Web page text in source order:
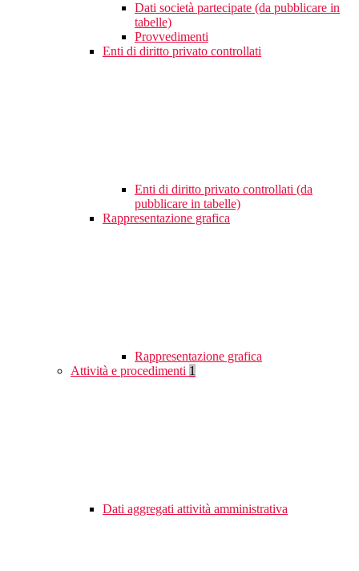
Dati società partecipate (da pubblicare in
tabelle)
Provvedimenti
Enti di diritto privato controllati
Enti di diritto privato controllati (da
pubblicare in tabelle)
Rappresentazione grafica
Rappresentazione grafica
Attività e procedimenti 1
Dati aggregati attività amministrativa